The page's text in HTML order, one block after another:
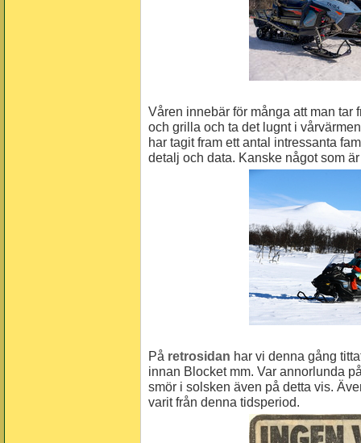
Våren innebär för många att man tar
och grilla och ta det lugnt i
har tagit fram ett antal intressanta
detalj och data. Kanske något som
På retrosidan har vi denna gång
innan Blocket mm. Var annorlunda
smör i solsken även på detta vis.
varit från denna tidsperiod.